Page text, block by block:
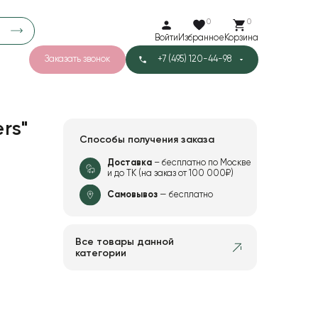
Войти
0
Избранное
0
Корзина
Заказать звонок +7 (495) 120-44-98
Бархат1
Способы получения заказа
Доставка– бесплатно по Москве
и до ТК (на заказ от 100 000₽)
Самовывоз— бесплатно
Все товары данной
категории